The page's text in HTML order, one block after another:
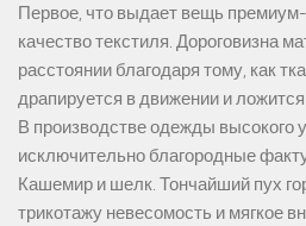
Первое, что выдает вещь
качество текстиля. Дороговизна
расстоянии благодаря тому, как
драпируется в движении и
В производстве одежды высокого
исключительно благородные
Кашемир и шелк. Тончайший пух
трикотажу невесомость и мягкое